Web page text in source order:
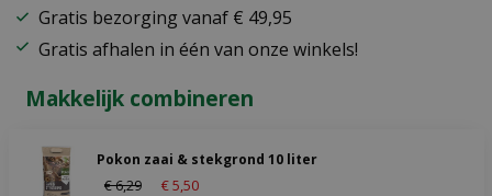
Gratis bezorging vanaf € 49,95
Gratis afhalen in één van onze winkels!
Makkelijk combineren
Pokon zaai & stekgrond 10 liter
€6,29 €5 50